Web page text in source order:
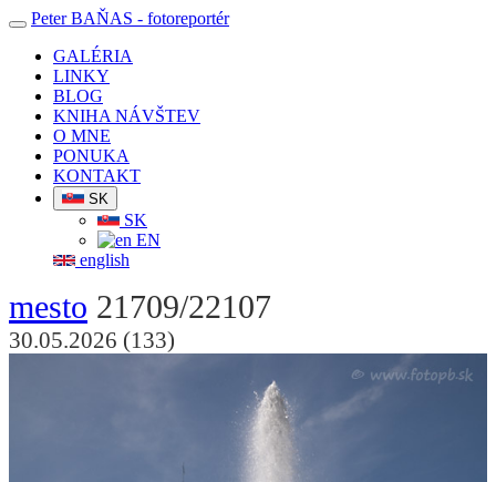
Peter BAŇAS - fotoreportér
GALÉRIA
LINKY
BLOG
KNIHA NÁVŠTEV
O MNE
PONUKA
KONTAKT
SK
SK
EN
english
mesto 21709/22107
30.05.2026 (133)